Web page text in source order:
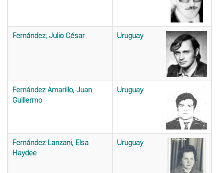
Fernández, Julio César Uruguay
Fernández Amarillo, Juan
Guillermo
Uruguay
Fernández Lanzani, Elsa
Haydee
Uruguay